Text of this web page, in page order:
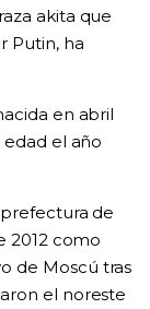
akita que
Putin, ha
en abril
edad el año
de
2012 como
de Moscú tras
el noreste